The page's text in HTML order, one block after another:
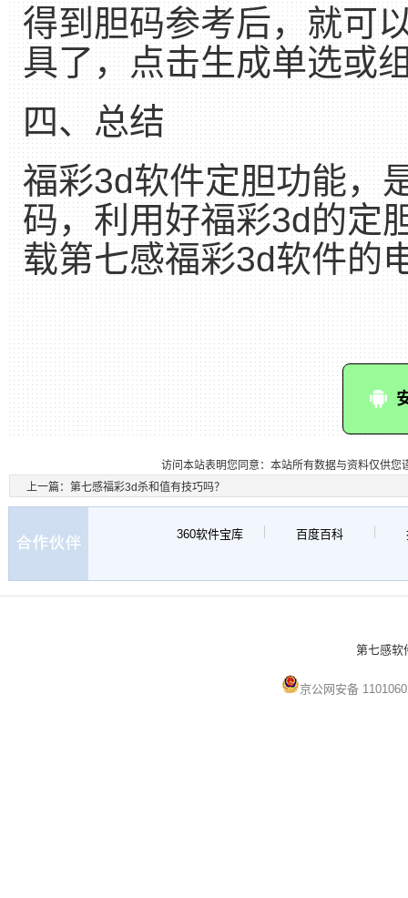
得到胆码参考后，就可
具了，点击生成单选或
四、总结
福彩3d软件定胆功能，
码，利用好福彩3d的定
载第七感福彩3d软件的
访问本站表明您同意：本站所有数据与资料仅供
上一篇： 第七感福彩3d杀和值有技巧吗？
360软件宝库 百度百科
第七感软
京公网安备